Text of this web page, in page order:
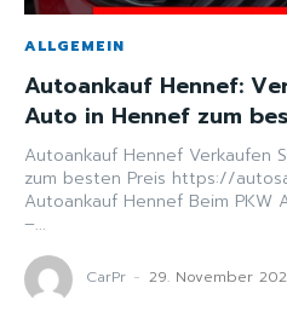
ALLGEMEIN
Autoankauf Hennef:
Auto in Hennef zum
Autoankauf Hennef Verkaufen
zum besten Preis https://autosankauf-Hennef.de/ |
Autoankauf Hennef Beim PKW
–...
CarPr - 29. November